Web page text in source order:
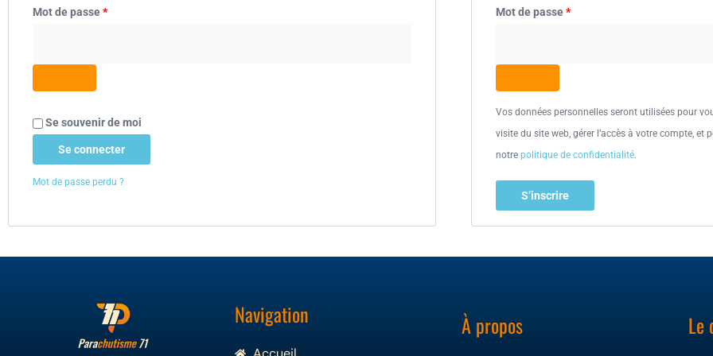
Mot de passe*
Se souvenir de moi
Se connecter
Mot de passe perdu ?
Mot de passe*
Vos données personnelles seront utilisées pour
visite du site web, gérer l’accès à votre compte, et
notrepolitique de confidentialité.
S’inscrire
Navigation À propos Le